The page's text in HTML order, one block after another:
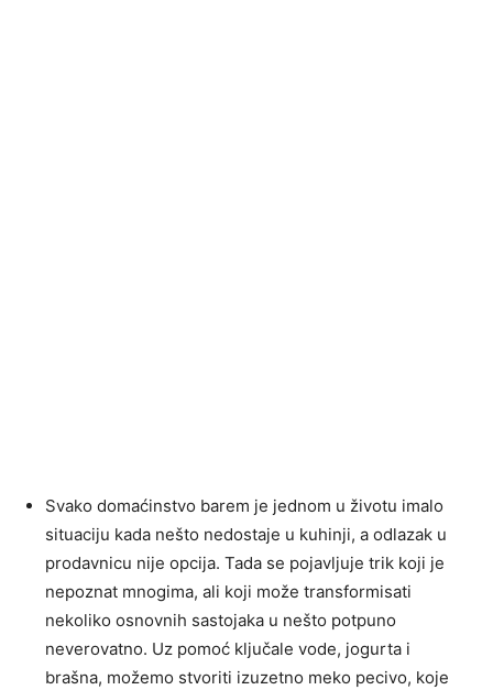
Svako domaćinstvo barem je jednom u životu imalo
situaciju kada nešto nedostaje u kuhinji, a odlazak u
prodavnicu nije opcija. Tada se pojavljuje trik koji je
nepoznat mnogima, ali koji može transformisati
nekoliko osnovnih sastojaka u nešto potpuno
neverovatno. Uz pomoć ključale vode, jogurta i
brašna, možemo stvoriti izuzetno meko pecivo, koje